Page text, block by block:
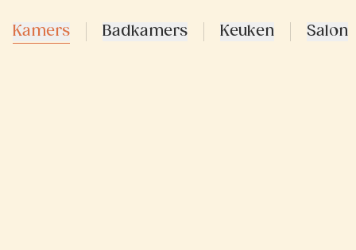
Kamers Badkamers Keuken Salon